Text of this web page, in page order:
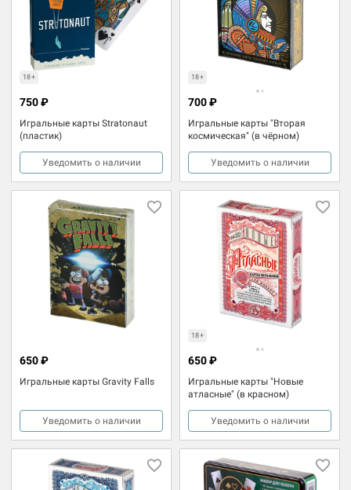
18+
Игральные карты Stratonaut
(пластик)
750 ₽
Уведомить о наличии
18+
Игральные карты "Вторая
космическая" (в чёрном)
700 ₽
Уведомить о наличии
Игральные карты Gravity Falls
650 ₽
Уведомить о наличии
18+
Игральные карты "Новые
атласные" (в красном)
650 ₽
Уведомить о наличии